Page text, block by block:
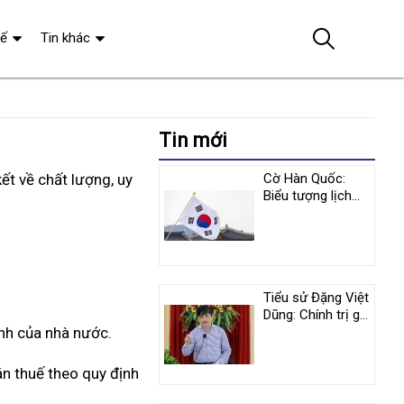
về chất lượng, uy
của nhà nước.
thuế theo quy định
Tin mới
Cờ Hàn Quốc:
Biểu tượng lịch
Tiểu sử Đặng Việt
Dũng: Chính trị gia
Tin khác